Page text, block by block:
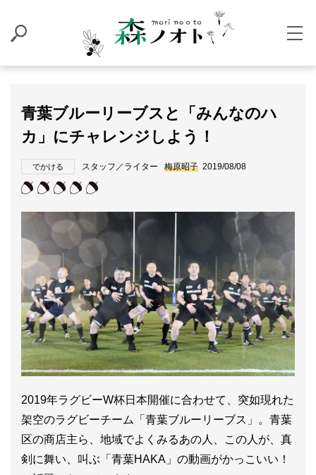
青葉ブルーリーブスと「みんなのハ
カ」にチャレンジしよう！
でかける スタッフ／ライター 梅原昭子 2019/08/08
2019年ラグビーW杯日本開催に合わせて、突如現れた
架空のラグビーチーム「青葉ブルーリーブス」。青葉
区の商店主ら、地域でよくみるあの人、この人が、真
剣に舞い、叫ぶ「青葉HAKA」の動画がかっこいい！